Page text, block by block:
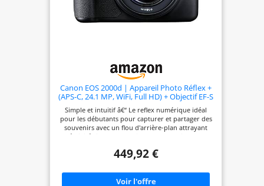
Canon EOS 2000d | Appareil Photo Réflex +
(APS-C, 24.1 MP, WiFi, Full HD) + Objectif EF-S
18-55mm f/3,5-5,6 DC III, Noir
Simple et intuitif â€“ Le reflex numérique idéal
pour les débutants pour capturer et partager des
souvenirs avec un flou d'arrière-plan attrayant
Créativité simple : enregistrement en direct avec
créatif automatique offre - et pour une finition
et déclenchez simplement le sujet â€“ la
reconnaissance automatique des motifs garantit
449,92 €